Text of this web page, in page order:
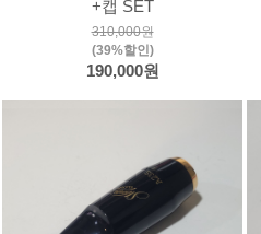
+캡 SET
310,000원
(39%할인)
190,000원